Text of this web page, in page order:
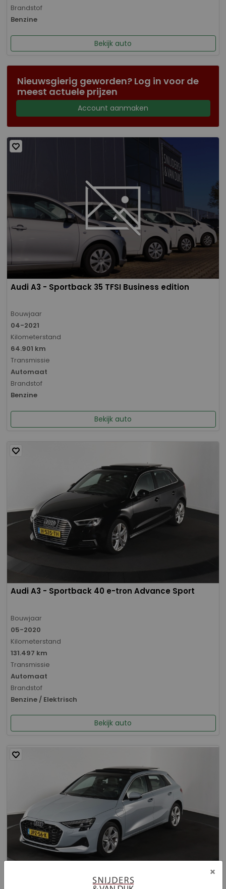
Brandstof
Benzine
Bekijk auto
Nieuwsgierig geworden? Log in voor de
meest actuele prijzen
Account aanmaken
Audi A3 - Sportback 35 TFSI Business edition
Bouwjaar
04-2021
Kilometerstand
64.901 km
Transmissie
Automaat
Brandstof
Benzine
Bekijk auto
Audi A3 - Sportback 40 e-tron Advance Sport
Bouwjaar
05-2020
Kilometerstand
131.497 km
Transmissie
Automaat
Brandstof
Benzine / Elektrisch
Bekijk auto
×